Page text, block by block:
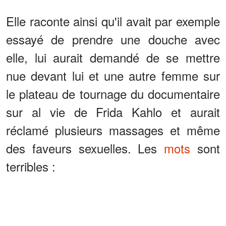
Elle raconte ainsi qu'il avait par exemple
essayé de prendre une douche avec
elle, lui aurait demandé de se mettre
nue devant lui et une autre femme sur
le plateau de tournage du documentaire
sur al vie de Frida Kahlo et aurait
réclamé plusieurs massages et même
des faveurs sexuelles. Les mots sont
terribles :